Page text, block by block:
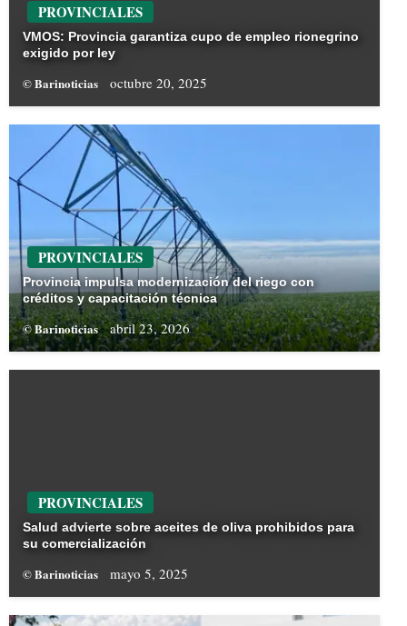
PROVINCIALES
VMOS: Provincia garantiza cupo de empleo rionegrino
exigido por ley
© Barinoticias octubre 20, 2025
PROVINCIALES
Provincia impulsa modernización del riego con
créditos y capacitación técnica
© Barinoticias abril 23, 2026
PROVINCIALES
Salud advierte sobre aceites de oliva prohibidos para
su comercialización
© Barinoticias mayo 5, 2025